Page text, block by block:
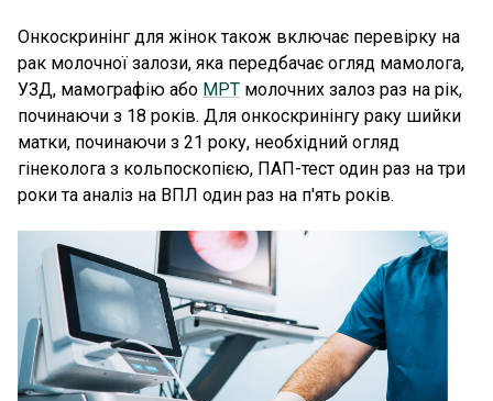
Онкоскринінг для жінок також включає перевірку на
рак молочної залози, яка передбачає огляд мамолога,
УЗД, мамографію або МРТ молочних залоз раз на рік,
починаючи з 18 років. Для онкоскринінгу раку шийки
матки, починаючи з 21 року, необхідний огляд
гінеколога з кольпоскопією, ПАП-тест один раз на три
роки та аналіз на ВПЛ один раз на п'ять років.